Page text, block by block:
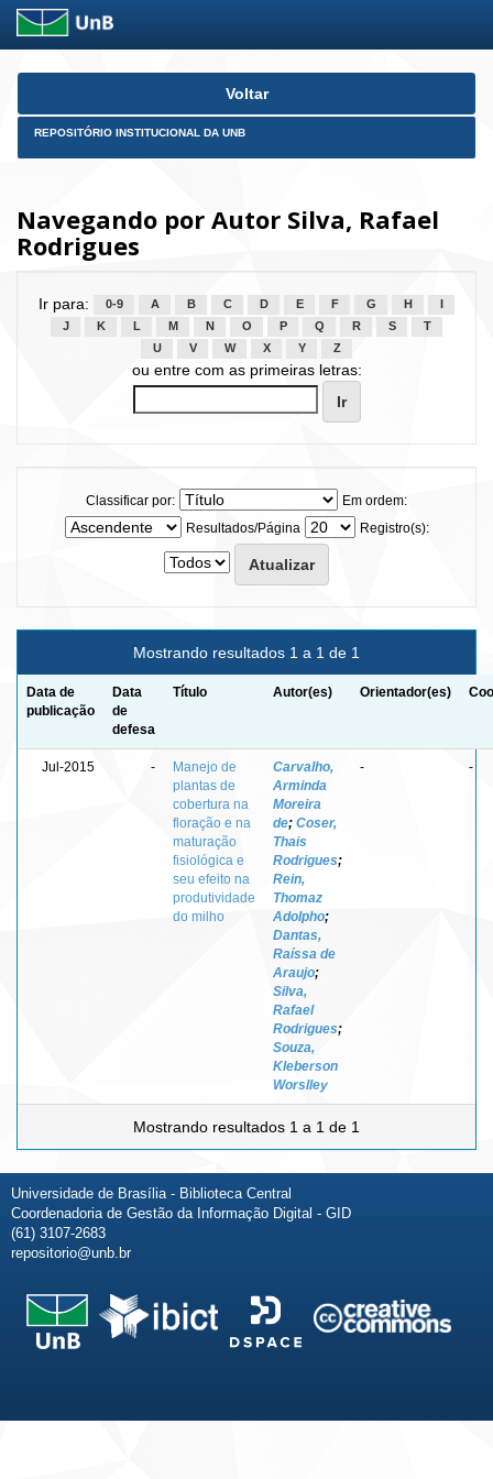
Skip
Voltar
REPOSITÓRIO INSTITUCIONAL DA UNB
Navegando por Autor Silva, Rafael
Rodrigues
Ir para: 0-9 A B C D E F G H
J
K L M N O P Q R S
T
U
V W X Y Z
ou entre com as primeiras letras:
Classificar por:
Em ordem:
Resultados/Página
Registro(s):
Mostrando resultados 1 a 1 de 1
Data de
publicação
Data
de
defesa
Título Autor(es) Orientador(es)
Jul-2015 -
Manejo de
plantas de
cobertura na
floração e na
maturação
fisiológica e
seu efeito na
produtividade
do milho
Carvalho,
Arminda
Moreira
de; Coser,
Thais
Rodrigues;
Rein,
Thomaz
Adolpho;
Dantas,
Raíssa de
Araujo;
Silva,
Rafael
Rodrigues;
Souza,
Kleberson
Worslley
- -
Mostrando resultados 1 a 1 de 1
Universidade de Brasília - Biblioteca Central
Coordenadoria de Gestão da Informação Digital - GID
(61) 3107-2683
repositorio@unb.br